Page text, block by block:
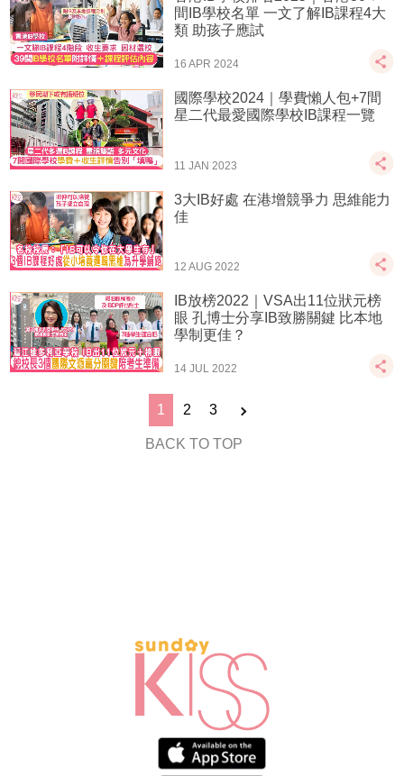
間IB學校名單 一文了解IB課程4大
類 助孩子應試
16 APR 2024
國際學校2024｜學費懶人包+7間
星二代最愛國際學校IB課程一覽
11 JAN 2023
3大IB好處 在港增競爭力 思維能力
佳
12 AUG 2022
IB放榜2022｜VSA出11位狀元榜
眼 孔博士分享IB致勝關鍵 比本地
學制更佳？
14 JUL 2022
1 2 3
BACK TO TOP